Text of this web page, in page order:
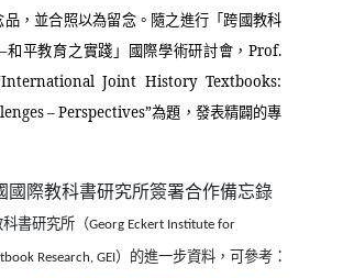
，並合照以為留念。隨之進行「跨國教科
和平教育之實踐」國際學術研討會，Prof.
International Joint History Textbooks:
– Perspectives”為題，發表精闢的專
書研究所（Georg Eckert Institute for
Research, GEI ）的進一步資料，可參考：